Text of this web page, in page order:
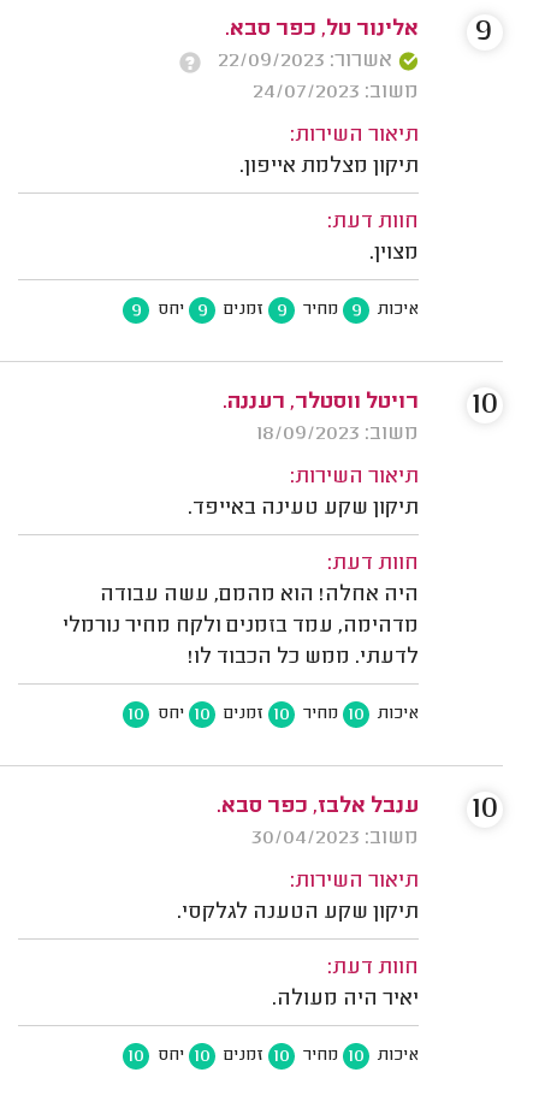
אלינור טל, כפר סבא.
אשרור: 22/09/2023
משוב: 24/07/2023
תיאור השירות:
תיקון מצלמת אייפון.
חוות דעת:
מצוין.
איכות 9 מחיר 9 זמנים 9 יחס 9
9
רויטל ווסטלר, רעננה.
משוב: 18/09/2023
תיאור השירות:
תיקון שקע טעינה באייפד.
חוות דעת:
היה אחלה! הוא מהמם, עשה עבודה
מדהימה, עמד בזמנים ולקח מחיר נורמלי
לדעתי. ממש כל הכבוד לו!
איכות 10 מחיר 10 זמנים 10 יחס 10
10
ענבל אלבז, כפר סבא.
משוב: 30/04/2023
תיאור השירות:
תיקון שקע הטענה לגלקסי.
חוות דעת:
יאיר היה מעולה.
איכות 10 מחיר 10 זמנים 10 יחס 10
10